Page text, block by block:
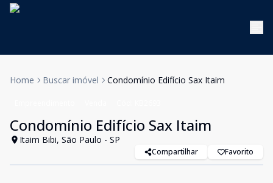
Home Buscar imóvel Condomínio Edifício Sax Itaim
Condomínio Edifício Sax Itaim
Itaim Bibi, São Paulo - SP
Compartilhar Favorito